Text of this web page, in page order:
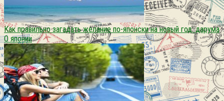
Как правильно загадать желание по-японски на новый год: дарума
О японии